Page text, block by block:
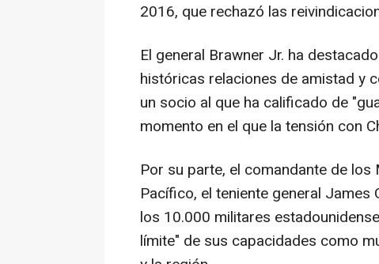
2016, que rechazó las
El general Brawner Jr. ha
históricas relaciones de amistad y
un socio al que ha calificado de
momento en el que la tensión con
Por su parte, el comandante de
Pacífico, el teniente general James
los 10.000 militares
límite" de sus capacidades como